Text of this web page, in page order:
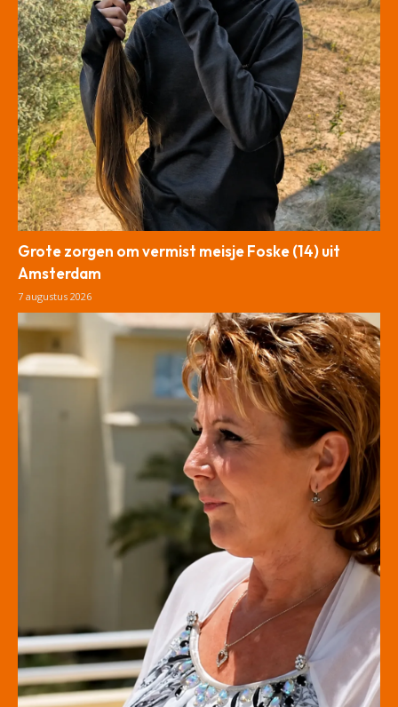
Grote zorgen om vermist meisje Foske (14) uit
Amsterdam
7 augustus 2026